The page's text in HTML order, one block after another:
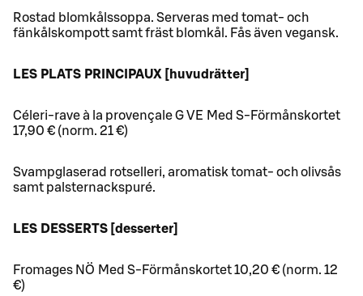
Rostad blomkålssoppa. Serveras med tomat- och
fänkålskompott samt fräst blomkål. Fås även vegansk.
LES PLATS PRINCIPAUX [huvudrätter]
Céleri-rave à la provençale G VE Med S-Förmånskortet
17,90 € (norm. 21 €)
Svampglaserad rotselleri, aromatisk tomat- och olivsås
samt palsternackspuré.
LES DESSERTS [desserter]
Fromages NÖ Med S-Förmånskortet 10,20 € (norm. 12
€)